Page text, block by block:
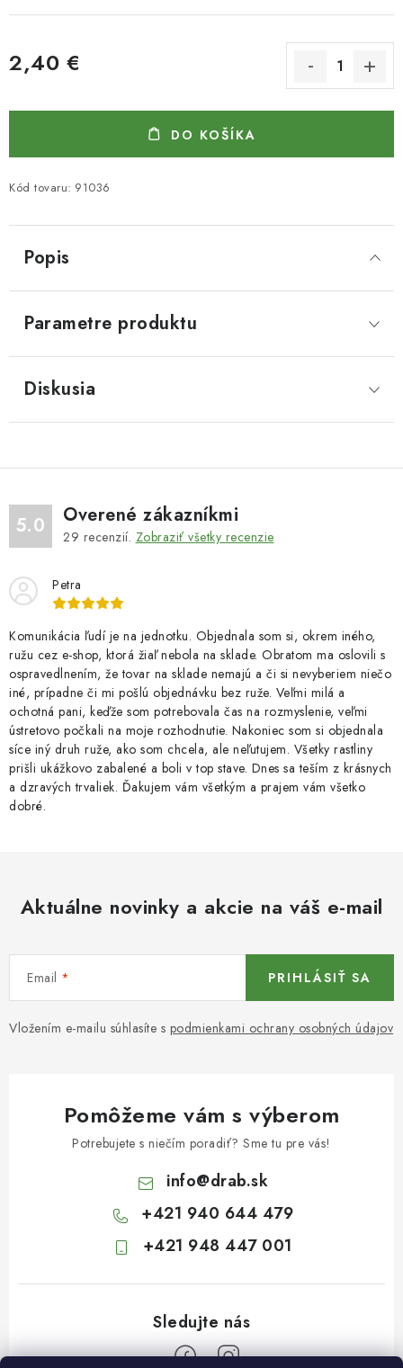
2,40 €
DO KOŠÍKA
Kód tovaru: 91036
Popis
Parametre produktu
Diskusia
5.0 Overené zákazníkmi
29 recenzií. Zobraziť všetky recenzie
Petra
Komunikácia ľudí je na jednotku. Objednala som si, okrem iného,
ružu cez e-shop, ktorá žiaľ nebola na sklade. Obratom ma oslovili s
ospravedlnením, že tovar na sklade nemajú a či si nevyberiem niečo
iné, prípadne či mi pošlú objednávku bez ruže. Veľmi milá a
ochotná pani, keďže som potrebovala čas na rozmyslenie, veľmi
ústretovo počkali na moje rozhodnutie. Nakoniec som si objednala
síce iný druh ruže, ako som chcela, ale neľutujem. Všetky rastliny
prišli ukážkovo zabalené a boli v top stave. Dnes sa teším z krásnych
a dzravých trvaliek. Ďakujem vám všetkým a prajem vám všetko
dobré.
Aktuálne novinky a akcie na váš e-mail
Email
Vložením e-mailu súhlasíte s podmienkami ochrany osobných údajov
PRIHLÁSIŤ SA
Pomôžeme vám s výberom
Potrebujete s niečím poradiť? Sme tu pre vás!
info@drab.sk
+421 940 644 479
+421 948 447 001